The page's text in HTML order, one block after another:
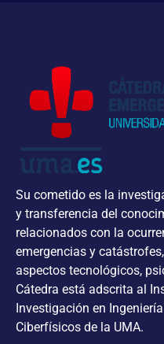
Su cometido es la
y transferencia del
relacionados con la
emergencias y
aspectos tecnológicos,
Cátedra está adscrita al
Investigación en
Ciberfísicos de la UMA.